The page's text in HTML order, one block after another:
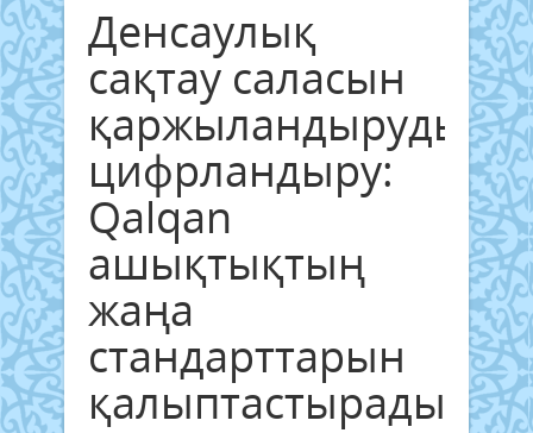
Денсаулық
сақтау саласын
қаржыландыруды
цифрландыру:
Qalqan
ашықтықтың
жаңа
стандарттарын
қалыптастырады